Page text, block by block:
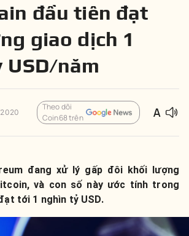
đầu tiên đạt
giao dịch 1
năm
Theo dõi
Coin68 trên
đang xử lý gấp đôi khối lượng
và con số này ước tính trong
tới 1 nghìn tỷ USD.